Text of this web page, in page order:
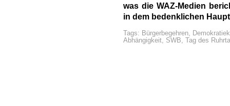
was die WAZ-Medien
in dem bedenklichen
Tags: Bürgerbegehren,
Abhängigkeit, SWB, Tag des